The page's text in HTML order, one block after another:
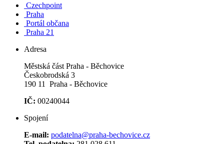
Czechpoint
Praha
Portál občana
Praha 21
Adresa
Městská část Praha - Běchovice
Českobrodská 3
190 11 Praha - Běchovice
IČ: 00240044
Spojení
E-mail: podatelna@praha-bechovice.cz